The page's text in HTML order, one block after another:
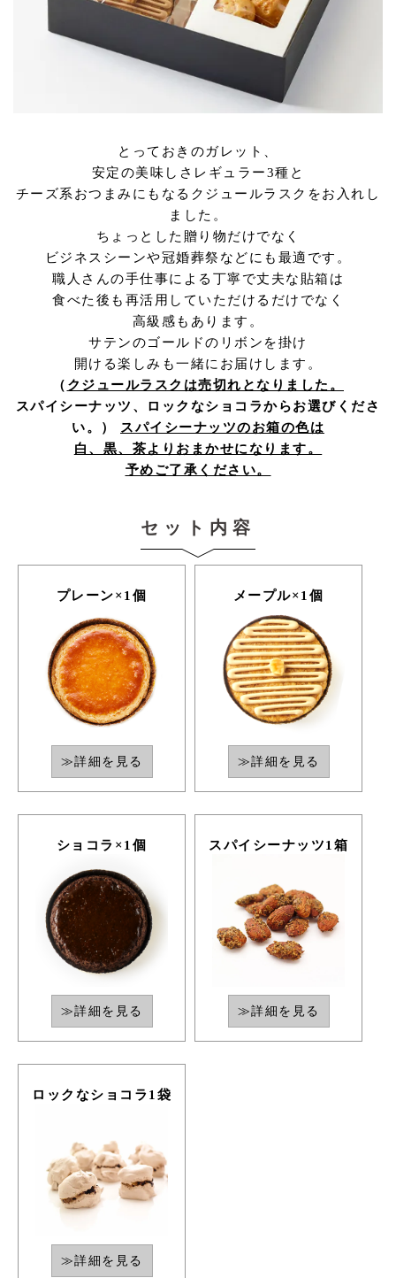
とっておきのガレット、
安定の美味しさレギュラー3種と
チーズ系おつまみにもなるクジュールラスクをお入れし
ました。
ちょっとした贈り物だけでなく
ビジネスシーンや冠婚葬祭などにも最適です。
職人さんの手仕事による丁寧で丈夫な貼箱は
食べた後も再活用していただけるだけでなく
高級感もあります。
サテンのゴールドのリボンを掛け
開ける楽しみも一緒にお届けします。
（ クジュールラスクは売切れとなりました。
スパイシーナッツ、ロックなショコラからお選びくださ
い。）
スパイシーナッツのお箱の色は
白、黒、茶よりおまかせになります。
予めご了承ください。
セット内容
プレーン×1個
≫詳細を見る
メープル×1個
≫詳細を見る
ショコラ×1個
≫詳細を見る
スパイシーナッツ1箱
≫詳細を見る
ロックなショコラ1袋
≫詳細を見る